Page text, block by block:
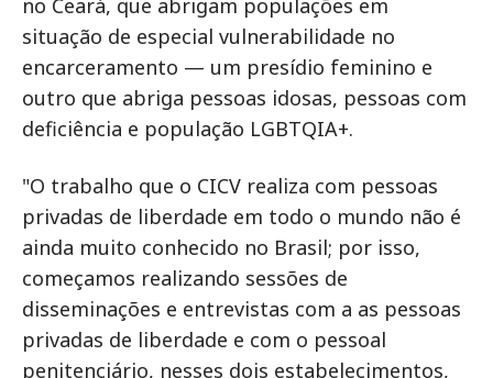
no Ceará, que abrigam populações em
situação de especial vulnerabilidade no
encarceramento — um presídio feminino e
outro que abriga pessoas idosas, pessoas com
deficiência e população LGBTQIA+.
"O trabalho que o CICV realiza com pessoas
privadas de liberdade em todo o mundo não é
ainda muito conhecido no Brasil; por isso,
começamos realizando sessões de
disseminações e entrevistas com a as pessoas
privadas de liberdade e com o pessoal
penitenciário, nesses dois estabelecimentos,